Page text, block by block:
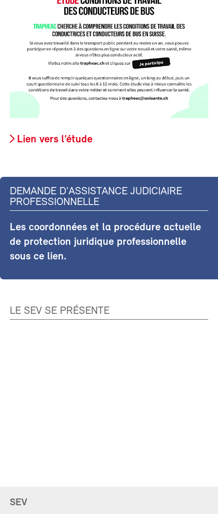
Lien vers l’étude
DEMANDE D'ASSISTANCE JUDICIAIRE
PROFESSIONNELLE
Les coordonnées et la procédure actuelle
de protection juridique professionnelle
sous ce lien.
LE SEV SE PRÉSENTE
SEV